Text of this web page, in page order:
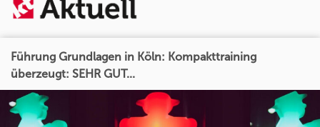
Führung Grundlagen in Köln: Kompakttraining
überzeugt: SEHR GUT...